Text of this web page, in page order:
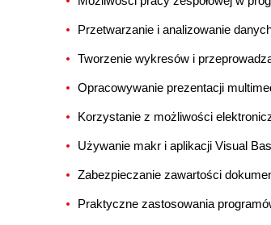
Przetwarzanie i analizowanie
Tworzenie wykresów i
Opracowywanie prezentacji
Korzystanie z możliwości
Używanie makr i aplikacji Visual
Zabezpieczanie zawartości
Praktyczne zastosowania